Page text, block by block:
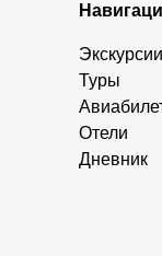
Экскурсии
Туры
Отели
Дневник